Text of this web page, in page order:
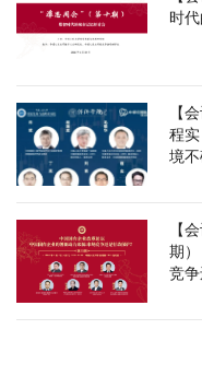
时
【
程
境
【
期
竞争